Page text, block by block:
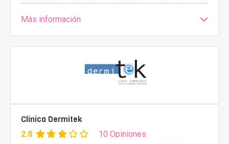
Más información
Clinica Dermitek
2.8 10 Opiniones